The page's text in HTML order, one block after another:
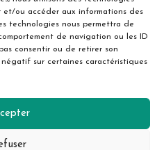
et/ou accéder aux informations des
technologies nous permettra de
de navigation ou les ID
consentir ou de retirer son
sur certaines caractéristiques
Mentions légales